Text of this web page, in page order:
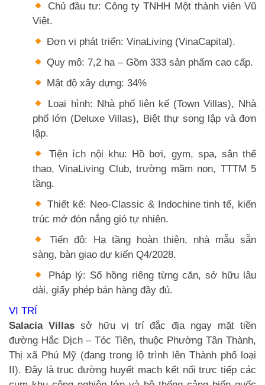
Chủ đầu tư: Công ty TNHH Một thành viên Vũ
Việt.
Đơn vị phát triển: VinaLiving (VinaCapital).
Quy mô: 7,2 ha – Gồm 333 sản phẩm cao cấp.
Mật độ xây dựng: 34%
Loại hình: Nhà phố liên kế (Town Villas), Nhà
phố lớn (Deluxe Villas), Biệt thự song lập và đơn
lập.
Tiện ích nội khu: Hồ bơi, gym, spa, sân thể
thao, VinaLiving Club, trường mầm non, TTTM 5
tầng.
Thiết kế: Neo-Classic & Indochine tinh tế, kiến
trúc mở đón nắng gió tự nhiên.
Tiến độ: Hạ tầng hoàn thiện, nhà mẫu sẵn
sàng, bàn giao dự kiến Q4/2028.
Pháp lý: Sổ hồng riêng từng căn, sở hữu lâu
dài, giấy phép bán hàng đầy đủ.
VỊ TRÍ
Salacia Villassở hữu vị trí đắc địa ngay mặt tiền
đường Hắc Dịch – Tóc Tiên, thuộc Phường Tân Thành,
Thị xã Phú Mỹ (đang trong lộ trình lên Thành phố loại
II). Đây là trục đường huyết mạch kết nối trực tiếp các